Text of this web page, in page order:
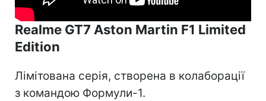
Realme GT7 Aston Martin F1 Limited
Edition
Лімітована серія, створена в колаборації
з командою Формули-1.